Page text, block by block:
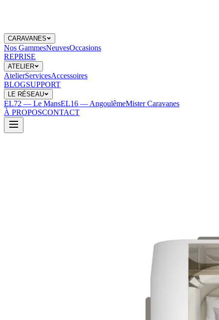
CARAVANES
Nos GammesNeuvesOccasions
REPRISE
ATELIER
AtelierServicesAccessoires
BLOGSUPPORT
LE RÉSEAU
EL72 — Le MansEL16 — AngoulêmeMister Caravanes
À PROPOSCONTACT